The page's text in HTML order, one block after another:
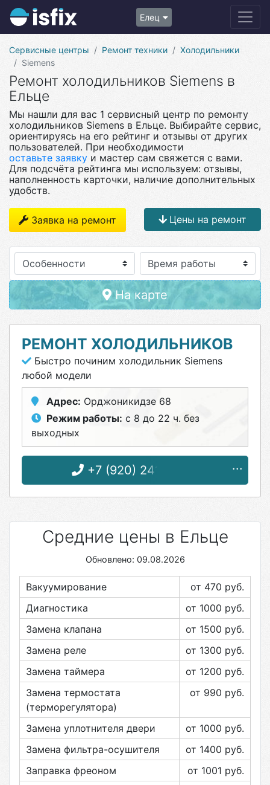
Елец
Сервисные центры Ремонт техники
Холодильники
Siemens
Ремонт холодильников Siemens в
Ельце
Мы нашли для вас 1 сервисный центр по ремонту
холодильников Siemens в Ельце. Выбирайте сервис,
ориентируясь на его рейтинг и отзывы от других
пользователей. При необходимости
оставьте заявку и мастер сам свяжется с вами.
Для подсчёта рейтинга мы используем: отзывы,
наполненность карточки, наличие дополнительных
удобств.
Заявка на ремонт Цены на ремонт
Особенности
На карте
РЕМОНТ ХОЛОДИЛЬНИКОВ
Быстро починим холодильник Siemens
любой модели
Адрес: Орджоникидзе 68
Режим работы: с 8 до 22 ч. без
выходных
+7 (920) 241-75-26
Средние цены в Ельце
Обновлено: 09.08.2026
Вакуумирование от 470 руб.
Диагностика
от 1000 руб.
Замена клапана
от 1500 руб.
Замена реле
от 1300 руб.
Замена таймера
от 1200 руб.
Замена термостата
(терморегулятора)
от 990 руб.
Замена уплотнителя двери от 1000 руб.
Замена фильтра-осушителя
от 1400 руб.
Заправка фреоном
от 1001 руб.